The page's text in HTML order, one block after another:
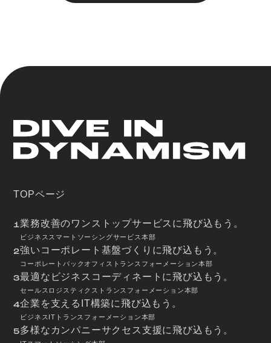
TOPページ
1業務改善のワンストップサービスに飛び込もう。
ビジネススマートソーシングサービス本部
2強いコーポレート基盤づくりに飛び込もう。
コーポレートバックオフィストランスフォーメーション本部
3最適なビジネスコーディネートに飛び込もう。
セールスロジスティクストランスフォーメーション本部
4企業を支えるIT構築に飛び込もう。
ビジネスITトランスフォーメーション本部
5多様なカンパニーサクセス支援に飛び込もう。